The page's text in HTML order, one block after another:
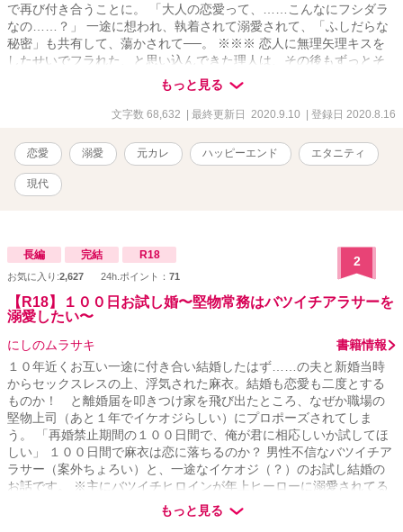
で再び付き合うことに。 「大人の恋愛って、……こんなにフシダラ
なの……？」 一途に想われ、執着されて溺愛されて、「ふしだらな
秘密」も共有して、蕩かされて──。 ※※※ 恋人に無理矢理キスを
したせいでフラれた、と思い込んできた理人は、その後もずっとそ
の恋人、茉白のことを忘れられずにいた。 しかし再会の後、誤解が
解けたふたりは再び交際することに。 ところが純粋培養お嬢様育
ち、茉白はなんだか無意識に身の回りの男性から好意を向けられて
その上、茉白も何かズレていて。 「理人くん、私、……理人くん好
みのえっちな女性になれてますか？」 「それ以上俺の理性をどうに
かしようとするのはやめてくれ……！」 ※※※ 純粋培養のまま大人
になった茉白と、彼女にブンブンふりまわされる理人の、いちゃら
悪役令嬢に転生する」と「カタブツ検事のセフレになったと思った
ら、溺愛されてしまっておりまして」のスピンオフとなります。
もっと見る
文字数 68,632 | 最終更新日 2020.9.10 | 登録日 2020.8.16
恋愛 溺愛 元カレ ハッピーエンド エタニティ
現代
長編 完結 R18
お気に入り:2,627 24h.ポイント： 71
2
【R18】１００日お試し婚〜堅物常務はバツイチアラサーを
溺愛したい〜
にしのムラサキ
書籍情報
１０年近くお互い一途に付き合い結婚したはず……の夫と新婚当時
からセックスレスの上、浮気された麻衣。結婚も恋愛も二度とする
ものか！ と離婚届を叩きつけ家を飛び出たところ、なぜか職場の
堅物上司（あと１年でイケオジらしい）にプロポーズされてしま
う。 「再婚禁止期間の１００日間で、俺が君に相応しいか試してほ
しい」 １００日間で麻衣は恋に落ちるのか？ 男性不信なバツイチア
ラサー（案外ちょろい）と、一途なイケオジ（？）のお試し結婚の
お話です。 ※主にバツイチヒロインが年上ヒーローに溺愛されてる
だけのお話ですが、一部（元旦那の）胸糞悪い行動があります。 ※
ストーリー上、民法等の手続きを端折っていたりしますがご寛恕く
もっと見る